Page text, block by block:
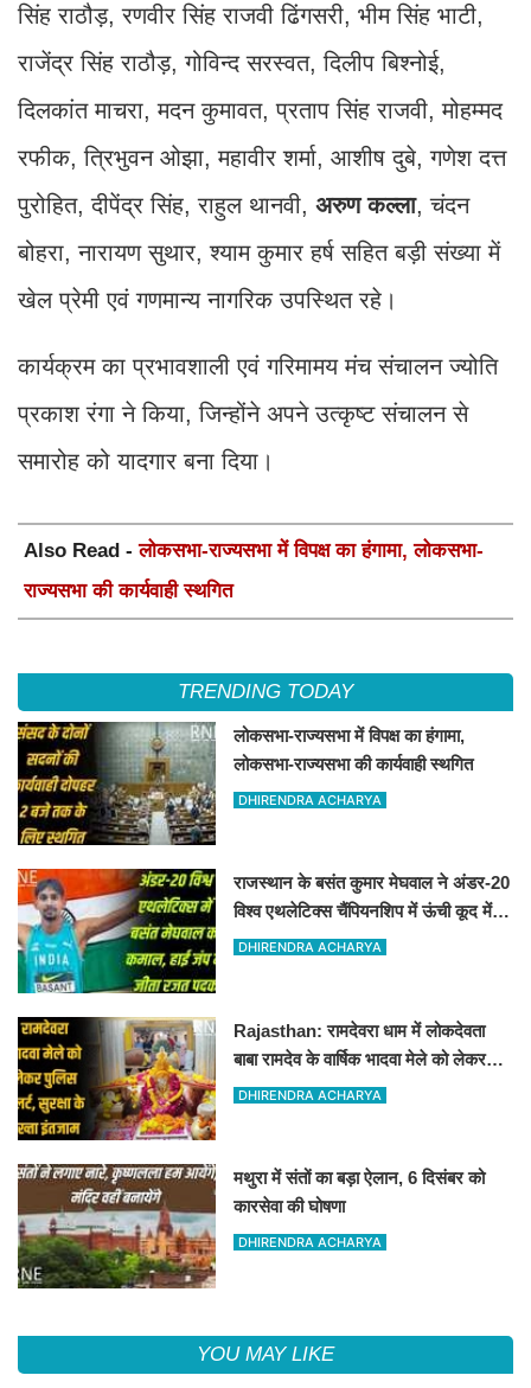
सिंह राठौड़, रणवीर सिंह राजवी ढिंगसरी, भीम सिंह भाटी,
राजेंद्र सिंह राठौड़, गोविन्द सरस्वत, दिलीप बिश्नोई,
दिलकांत माचरा, मदन कुमावत, प्रताप सिंह राजवी, मोहम्मद
रफीक, त्रिभुवन ओझा, महावीर शर्मा, आशीष दुबे, गणेश दत्त
पुरोहित, दीपेंद्र सिंह, राहुल थानवी, अरुण कल्ला, चंदन
बोहरा, नारायण सुथार, श्याम कुमार हर्ष सहित बड़ी संख्या में
खेल प्रेमी एवं गणमान्य नागरिक उपस्थित रहे।
कार्यक्रम का प्रभावशाली एवं गरिमामय मंच संचालन ज्योति
प्रकाश रंगा ने किया, जिन्होंने अपने उत्कृष्ट संचालन से
समारोह को यादगार बना दिया।
Also Read -लोकसभा-राज्यसभा में विपक्ष का हंगामा, लोकसभा-
राज्यसभा की कार्यवाही स्थगित
TRENDING TODAY
लोकसभा-राज्यसभा में विपक्ष का हंगामा,
लोकसभा-राज्यसभा की कार्यवाही स्थगित
DHIRENDRA ACHARYA
राजस्थान के बसंत कुमार मेघवाल ने अंडर-20
विश्व एथलेटिक्स चैंपियनशिप में ऊंची कूद में
जीता रजत पदक
DHIRENDRA ACHARYA
Rajasthan: रामदेवरा धाम में लोकदेवता
बाबा रामदेव के वार्षिक भादवा मेले को लेकर
तैयारियां पूरी
DHIRENDRA ACHARYA
मथुरा में संतों का बड़ा ऐलान, 6 दिसंबर को
कारसेवा की घोषणा
DHIRENDRA ACHARYA
YOU MAY LIKE